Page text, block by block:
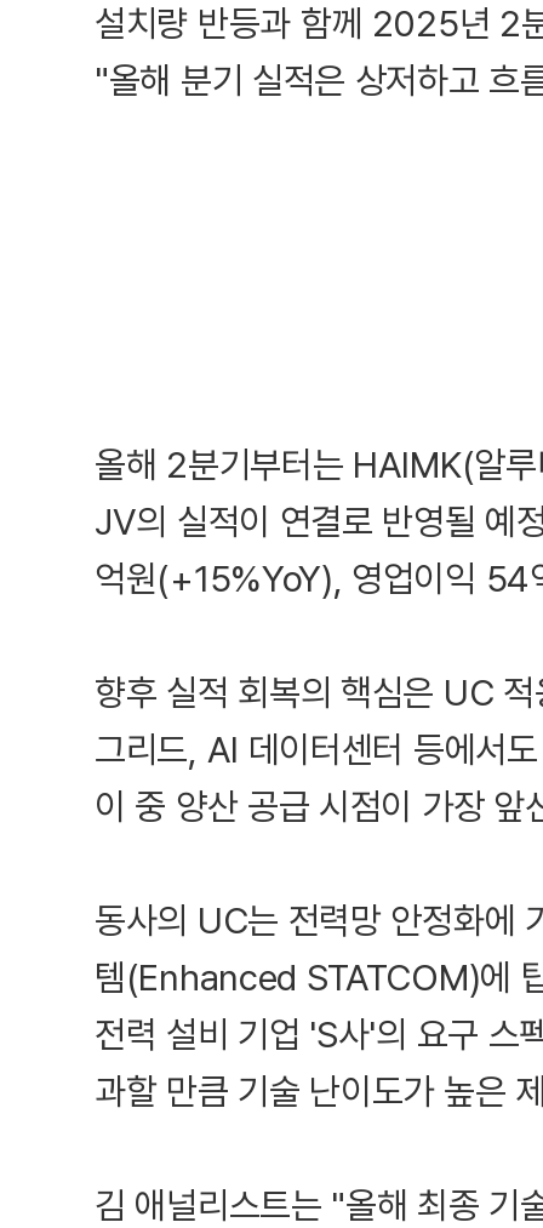
설치량 반등과 함께 2025년 2
"올해 분기 실적은 상저하고 흐
올해 2분기부터는 HAIMK(알
JV의 실적이 연결로 반영될
억원(+15%YoY), 영업이익
향후 실적 회복의 핵심은 UC
그리드, AI 데이터센터 등에서
이 중 양산 공급 시점이 가장
동사의 UC는 전력망 안정화에
템(Enhanced STATCOM)에
전력 설비 기업 'S사'의 요구 스
과할 만큼 기술 난이도가 높은
김 애널리스트는 "올해 최종 기